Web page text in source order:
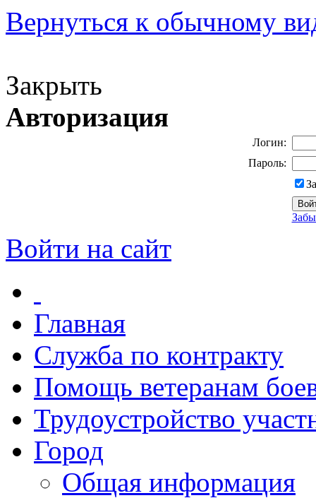
Вернуться к обычному
Закрыть
Авторизация
Логин:
Пароль:
Войти на сайт
Главная
Служба по контракту
Помощь ветеранам
Трудоустройство
Город
Общая информация